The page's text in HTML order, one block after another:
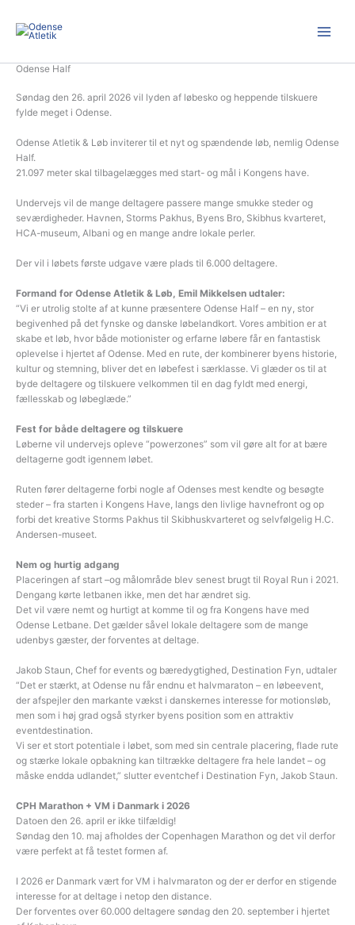
indholdet
Odense Half
Søndag den 26. april 2026 vil lyden af løbesko og heppende tilskuere
fylde meget i Odense.
Odense Atletik & Løb inviterer til et nyt og spændende løb, nemlig Odense
Half.
21.097 meter skal tilbagelægges med start- og mål i Kongens have.
Undervejs vil de mange deltagere passere mange smukke steder og
seværdigheder. Havnen, Storms Pakhus, Byens Bro, Skibhus kvarteret,
HCA-museum, Albani og en mange andre lokale perler.
Der vil i løbets første udgave være plads til 6.000 deltagere.
Formand for Odense Atletik & Løb, Emil Mikkelsen udtaler:
“Vi er utrolig stolte af at kunne præsentere Odense Half – en ny, stor
begivenhed på det fynske og danske løbelandkort. Vores ambition er at
skabe et løb, hvor både motionister og erfarne løbere får en fantastisk
oplevelse i hjertet af Odense. Med en rute, der kombinerer byens historie,
kultur og stemning, bliver det en løbefest i særklasse. Vi glæder os til at
byde deltagere og tilskuere velkommen til en dag fyldt med energi,
fællesskab og løbeglæde.”
Fest for både deltagere og tilskuere
Løberne vil undervejs opleve “powerzones” som vil gøre alt for at bære
deltagerne godt igennem løbet.
Ruten fører deltagerne forbi nogle af Odenses mest kendte og besøgte
steder – fra starten i Kongens Have, langs den livlige havnefront og op
forbi det kreative Storms Pakhus til Skibhuskvarteret og selvfølgelig H.C.
Andersen-museet.
Nem og hurtig adgang
Placeringen af start –og målområde blev senest brugt til Royal Run i 2021.
Dengang kørte letbanen ikke, men det har ændret sig.
Det vil være nemt og hurtigt at komme til og fra Kongens have med
Odense Letbane. Det gælder såvel lokale deltagere som de mange
udenbys gæster, der forventes at deltage.
Jakob Staun, Chef for events og bæredygtighed, Destination Fyn, udtaler
“Det er stærkt, at Odense nu får endnu et halvmaraton – en løbeevent,
der afspejler den markante vækst i danskernes interesse for motionsløb,
men som i høj grad også styrker byens position som en attraktiv
eventdestination.
Vi ser et stort potentiale i løbet, som med sin centrale placering, flade rute
og stærke lokale opbakning kan tiltrække deltagere fra hele landet – og
måske endda udlandet,” slutter eventchef i Destination Fyn, Jakob Staun.
CPH Marathon + VM i Danmark i 2026
Datoen den 26. april er ikke tilfældig!
Søndag den 10. maj afholdes der Copenhagen Marathon og det vil derfor
være perfekt at få testet formen af.
I 2026 er Danmark vært for VM i halvmaraton og der er derfor en stigende
interesse for at deltage i netop den distance.
Der forventes over 60.000 deltagere søndag den 20. september i hjertet